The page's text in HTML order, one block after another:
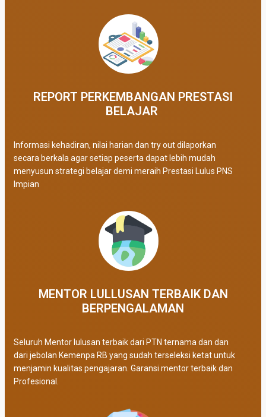
REPORT PERKEMBANGAN PRESTASI
BELAJAR ​
Informasi kehadiran, nilai harian dan try out dilaporkan
secara berkala agar setiap peserta dapat lebih mudah
menyusun strategi belajar demi meraih Prestasi Lulus PNS
Impian
MENTOR LULLUSAN TERBAIK DAN
BERPENGALAMAN
Seluruh Mentor lulusan terbaik dari PTN ternama dan dan
dari jebolan Kemenpa RB yang sudah terseleksi ketat untuk
menjamin kualitas pengajaran. Garansi mentor terbaik dan
Profesional.